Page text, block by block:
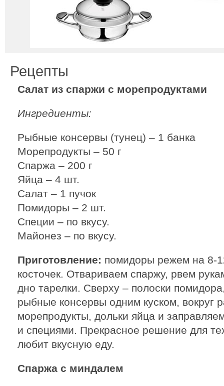
Рецепты
Салат из спаржи с морепродуктами
Ингредиенты:
Рыбные консервы (тунец) – 1 банка
Морепродукты – 50 г
Спаржа – 200 г
Яйца – 4 шт.
Салат – 1 пучок
Помидоры – 2 шт.
Специи – по вкусу.
Майонез – по вкусу.
Приготовление: помидоры режем на 8-
косточек. Отвариваем спаржу, рвем
дно тарелки. Сверху – полоски
рыбные консервы одним куском, вокруг
морепродукты, дольки яйца и
и специями. Прекрасное решение для
любит вкусную еду.
Спаржа с миндалем